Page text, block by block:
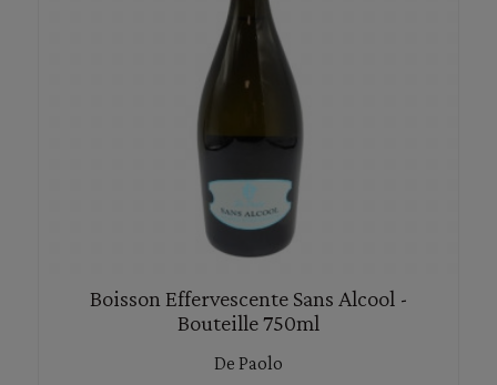
Boisson Effervescente Sans Alcool -
Bouteille 750ml
De Paolo